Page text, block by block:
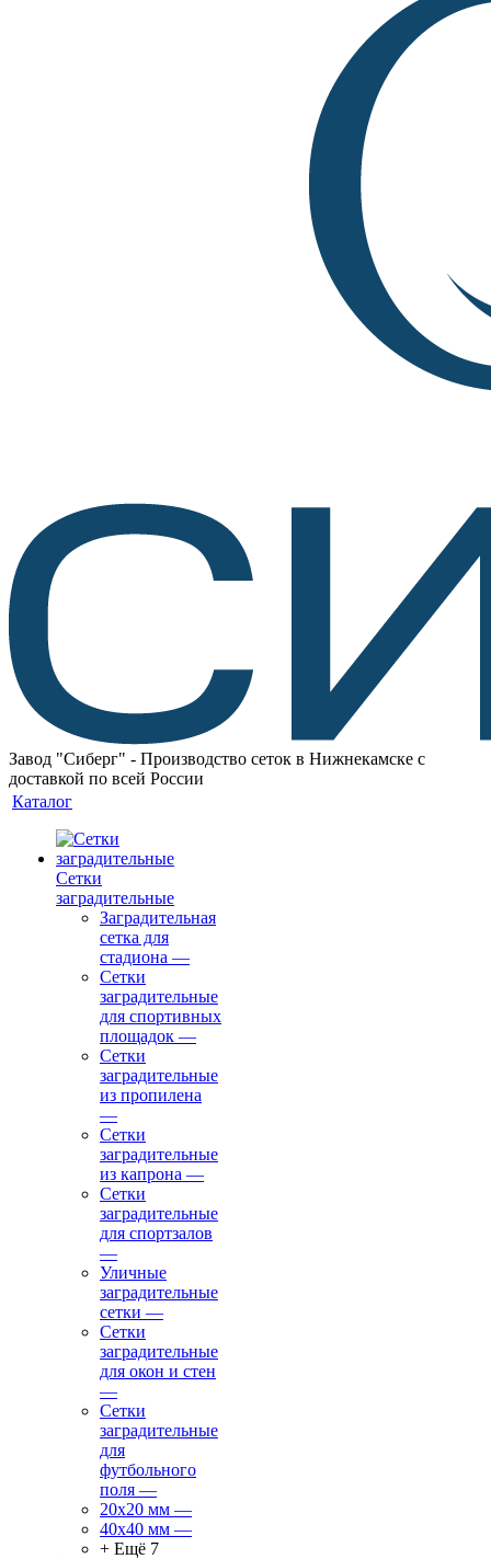
Завод "Сиберг" - Производство сеток в Нижнекамске с
доставкой по всей России
Каталог
Сетки
заградительные
Заградительная
сетка для
стадиона —
Сетки
заградительные
для спортивных
площадок —
Сетки
заградительные
из пропилена
—
Сетки
заградительные
из капрона —
Сетки
заградительные
для спортзалов
—
Уличные
заградительные
сетки —
Сетки
заградительные
для окон и стен
—
Сетки
заградительные
для
футбольного
поля —
20х20 мм —
40х40 мм —
+ Ещё 7